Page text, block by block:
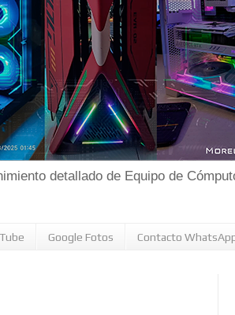
detallado de Equipo de
Google Fotos Contacto